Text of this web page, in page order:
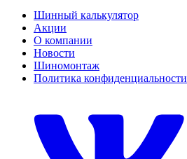
Шинный калькулятор
Акции
О компании
Новости
Шиномонтаж
Политика конфиденциальности